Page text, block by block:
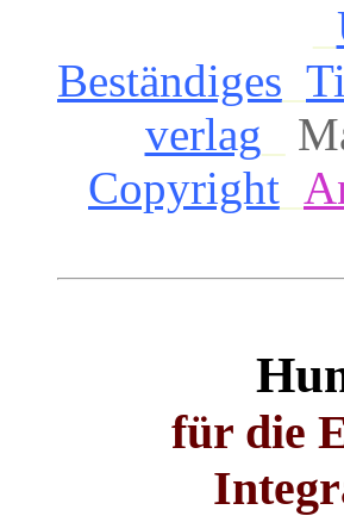
Beständiges
verlag
Copyright
für die